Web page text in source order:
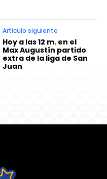
Artículo siguiente
Hoy a las 12 m. en el
Max Augustín partido
extra de la liga de San
Juan